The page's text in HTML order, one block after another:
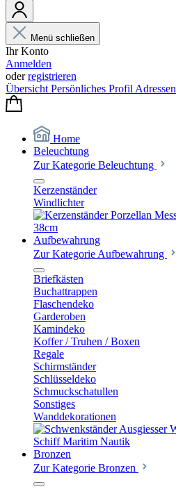
Menü schließen
Ihr Konto
Anmelden
oderregistrieren
Übersicht Persönliches Profil Adressen
Home
Beleuchtung
Zur Kategorie Beleuchtung
Kerzenständer
Windlichter
Aufbewahrung
Zur Kategorie Aufbewahrung
Briefkästen
Buchattrappen
Flaschendeko
Garderoben
Kamindeko
Koffer / Truhen / Boxen
Regale
Schirmständer
Schlüsseldeko
Schmuckschatullen
Sonstiges
Wanddekorationen
Bronzen
Zur Kategorie Bronzen